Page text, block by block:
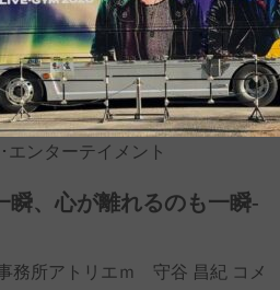
ンターテイメント
瞬、心が離れるのも一瞬‐
務所アトリエｍ 守谷 昌紀 コメ